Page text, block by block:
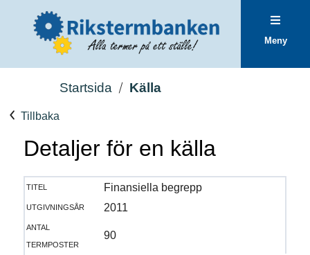
Meny
Startsida Källa
Tillbaka
Detaljer för en källa
titel
Finansiella begrepp
utgivningsår
2011
antal
termposter
90